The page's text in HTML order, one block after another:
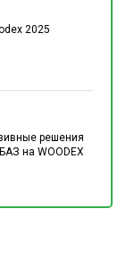
2025
решения
на WOODEX